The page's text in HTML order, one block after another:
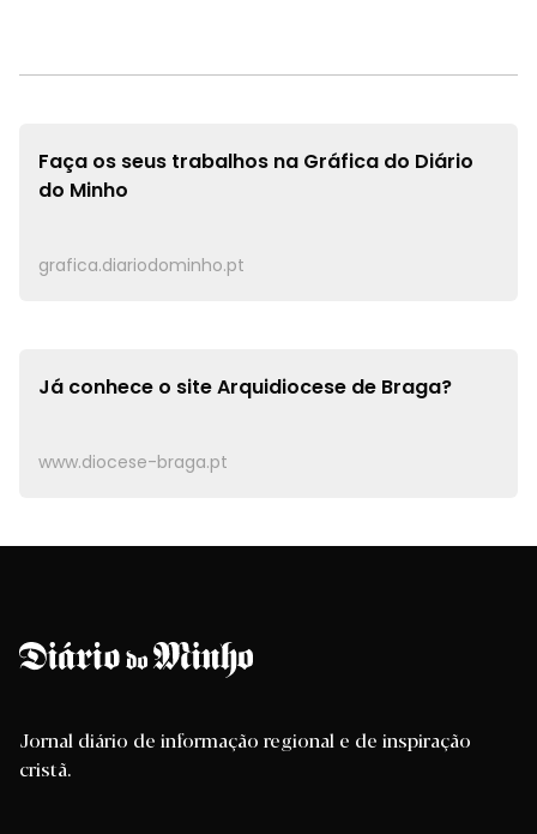
Faça os seus trabalhos na Gráfica do Diário
do Minho
grafica.diariodominho.pt
Já conhece o siteArquidiocese de Braga?
www.diocese-braga.pt
Jornal diário de informação regional e de inspiração
cristã.